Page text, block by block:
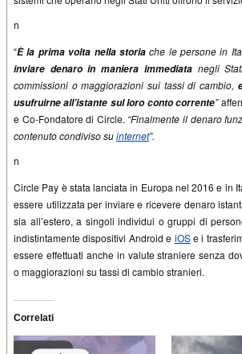
n
“È la prima volta nella storiache le persone in
inviare denaro in maniera immediatanegli
commissioni o maggiorazioni sui tassi di cambio,
usufruirne all’istante sul loro conto corrente”
e Co-Fondatore di Circle. “Finalmente il denaro
contenuto condiviso suinternet”.
n
Circle Pay è stata lanciata in Europa nel 2016 e in
essere utilizzata per inviare e ricevere denaro
sia all’estero, a singoli individui o gruppi di
indistintamente dispositivi Android e iOSe i
essere effettuati anche in valute straniere senza
o maggiorazioni su tassi di cambio stranieri.
Correlati